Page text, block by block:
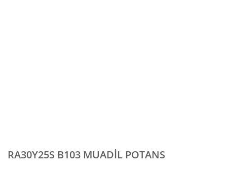
RA30Y25S B103 MUADİL POTANS